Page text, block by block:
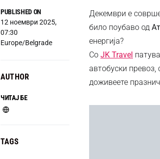
PUBLISHED ON
12 ноември 2025,
07:30
Europe/Belgrade
AUTHOR
ЧИТАЈ БЕ
TAGS
Декември е
било поубаво од
енергија?
Со JK Travel
автобуски
доживеете